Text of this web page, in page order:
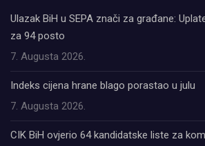
Ulazak BiH u SEPA znači za građane:
za 94 posto
7. Augusta 2026.
Indeks cijena hrane blago porastao u julu
7. Augusta 2026.
CIK BiH ovjerio 64 kandidatske liste za